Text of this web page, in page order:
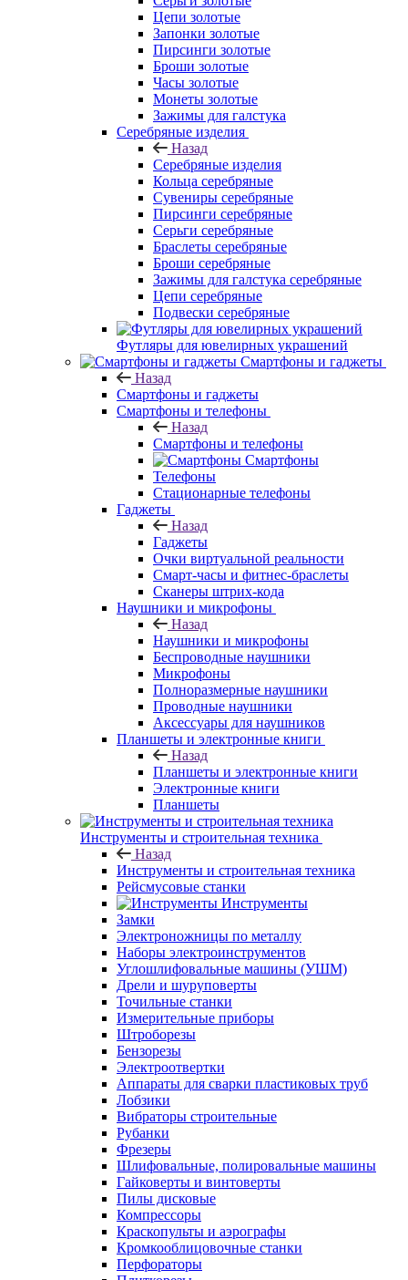
Цепи золотые
Запонки золотые
Пирсинги золотые
Броши золотые
Часы золотые
Монеты золотые
Зажимы для галстука
Серебряные изделия
Назад
Серебряные изделия
Кольца серебряные
Сувениры серебряные
Пирсинги серебряные
Серьги серебряные
Браслеты серебряные
Броши серебряные
Зажимы для галстука серебряные
Цепи серебряные
Подвески серебряные
Футляры для ювелирных украшений
Смартфоны и гаджеты
Назад
Смартфоны и гаджеты
Смартфоны и телефоны
Назад
Смартфоны и телефоны
Смартфоны
Телефоны
Стационарные телефоны
Гаджеты
Назад
Гаджеты
Очки виртуальной реальности
Смарт-часы и фитнес-браслеты
Сканеры штрих-кода
Наушники и микрофоны
Назад
Наушники и микрофоны
Беспроводные наушники
Микрофоны
Полноразмерные наушники
Проводные наушники
Аксессуары для наушников
Планшеты и электронные книги
Назад
Планшеты и электронные книги
Электронные книги
Планшеты
Инструменты и строительная техника
Назад
Инструменты и строительная техника
Рейсмусовые станки
Инструменты
Замки
Электроножницы по металлу
Наборы электроинструментов
Углошлифовальные машины (УШМ)
Дрели и шуруповерты
Точильные станки
Измерительные приборы
Штроборезы
Бензорезы
Электроотвертки
Аппараты для сварки пластиковых труб
Лобзики
Вибраторы строительные
Рубанки
Фрезеры
Шлифовальные, полировальные машины
Гайковерты и винтоверты
Пилы дисковые
Компрессоры
Краскопульты и аэрографы
Кромкооблицовочные станки
Перфораторы